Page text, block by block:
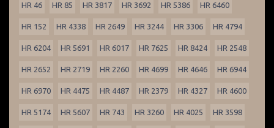
HR 46 HR 85 HR 3817 HR 3692 HR 5386 HR 6460
HR 152 HR 4338 HR 2649 HR 3244 HR 3306 HR 4794
HR 6204 HR 5691 HR 6017 HR 7625 HR 8424 HR 2548
HR 2652 HR 2719 HR 2260 HR 4699 HR 4646 HR 6944
HR 6970 HR 4475 HR 4487 HR 2379 HR 4327 HR 4600
HR 5174 HR 5607 HR 743 HR 3260 HR 4025 HR 3598